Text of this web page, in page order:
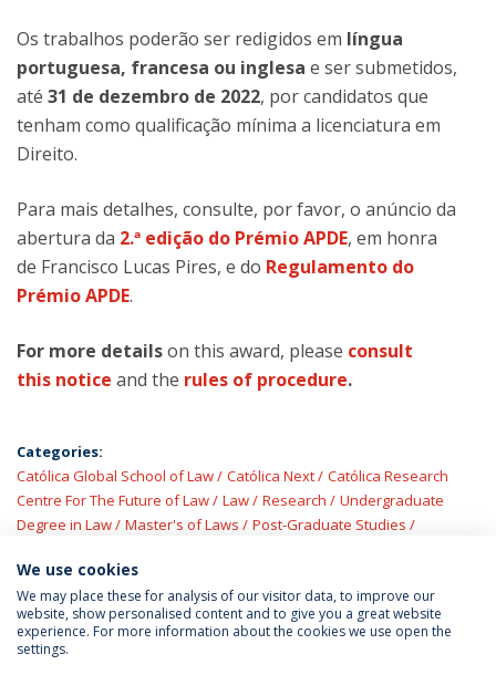
Os trabalhos poderão ser redigidos em língua
portuguesa, francesa ou inglesa e ser submetidos,
até 31 de dezembro de 2022, por candidatos que
tenham como qualificação mínima a licenciatura em
Direito.
Para mais detalhes, consulte, por favor, o anúncio da
abertura da 2.ª edição do Prémio APDE, em honra
de Francisco Lucas Pires, e do Regulamento do
Prémio APDE.
For more detailson this award, please consult
this notice and the rules of procedure.
Categories:
Católica Global School of Law
Católica Next
Católica Research
Centre For The Future of Law
Law Research
Undergraduate
Degree in Law
Master's of Laws
Post-Graduate Studies
Privacy Policy
We use cookies
We may place these for analysis of our visitor data, to improve our
website, show personalised content and to give you a great website
experience. For more information about the cookies we use open the
settings.